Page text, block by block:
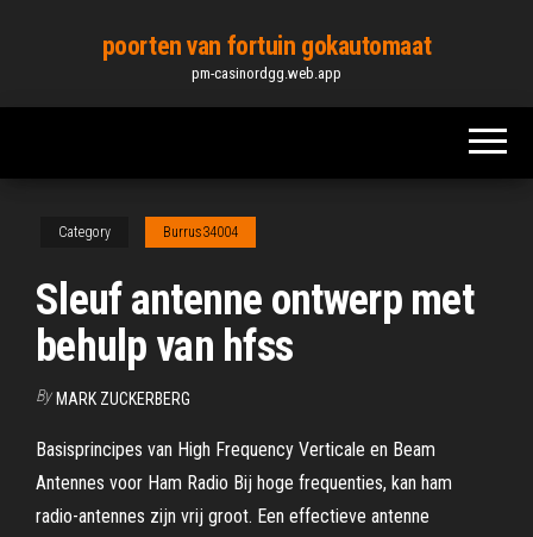
content
poorten van fortuin gokautomaat
pm-casinordgg.web.app
Category Burrus34004
Sleuf antenne ontwerp met
behulp van hfss
By MARK ZUCKERBERG
Basisprincipes van High Frequency Verticale en Beam
Antennes voor Ham Radio Bij hoge frequenties, kan ham
radio-antennes zijn vrij groot. Een effectieve antenne